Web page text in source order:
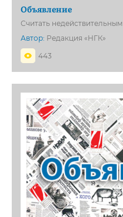
Объявление
Считать недействительным
Автор: Редакция «НГК»
443